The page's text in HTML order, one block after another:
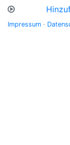
Impressum ·